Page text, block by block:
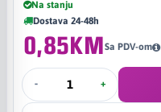
Na stanju
Dostava 24-48h
0,85KMSa PDV-om
- +